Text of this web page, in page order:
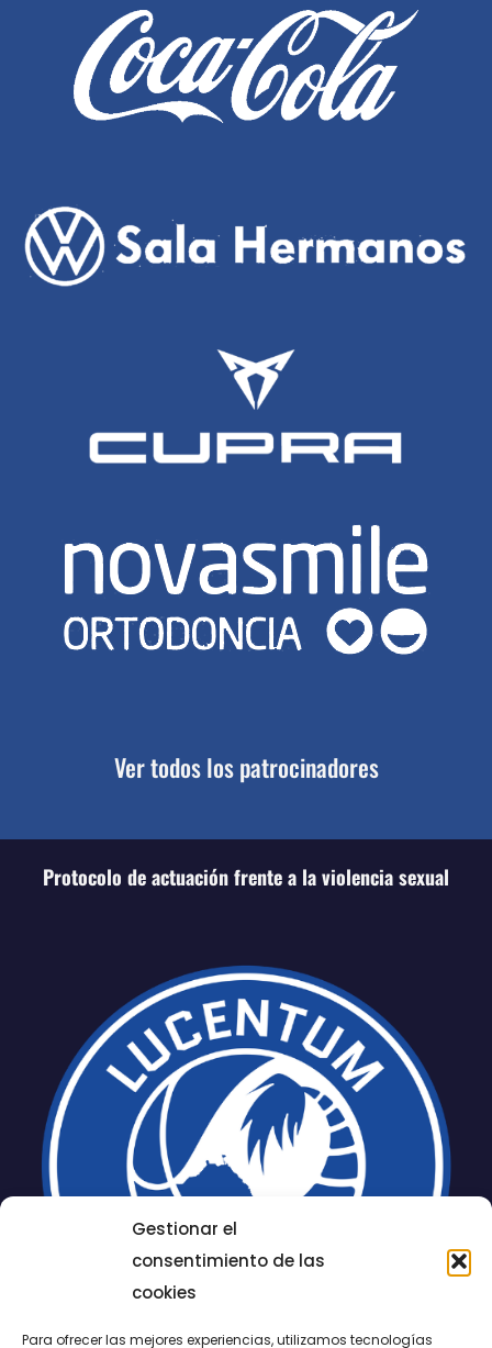
Gestionar el
consentimiento de las
cookies
Para ofrecer las mejores experiencias, utilizamos tecnologías
Ver todos los patrocinadores
Protocolo de actuación frente a la violencia sexual